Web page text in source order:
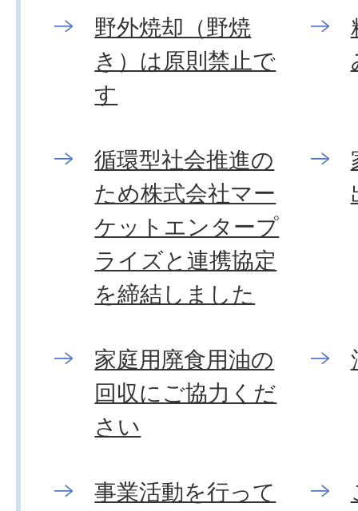
野外焼却（野焼
き）は原則禁止で
す
循環型社会推進の
ため株式会社マー
ケットエンタープ
ライズと連携協定
を締結しました
家庭用廃食用油の
回収にご協力くだ
さい
事業活動を行って